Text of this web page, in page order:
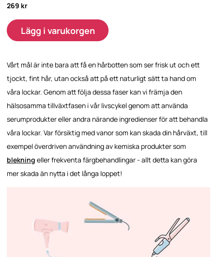
269 kr
Lägg i varukorgen
Vårt mål är inte bara att få en hårbotten som ser frisk ut och ett
tjockt, fint hår, utan också att på ett naturligt sätt ta hand om
våra lockar. Genom att följa dessa faser kan vi främja den
hälsosamma tillväxtfasen i vår livscykel genom att använda
serumprodukter eller andra närande ingredienser för att behandla
våra lockar. Var försiktig med vanor som kan skada din hårväxt, till
exempel överdriven användning av kemiska produkter som
blekning eller frekventa färgbehandlingar - allt detta kan göra
mer skada än nytta i det långa loppet!